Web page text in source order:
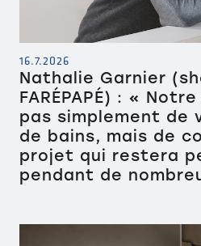
16.7.2026
Nathalie Garnier
FARÉPAPÉ) : «
pas simplement de
de bains, mais de
projet qui restera
pendant de